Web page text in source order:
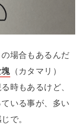
場合もあるんだ
（カタマリ）
時もあるけど、
いる事が、多い
で。